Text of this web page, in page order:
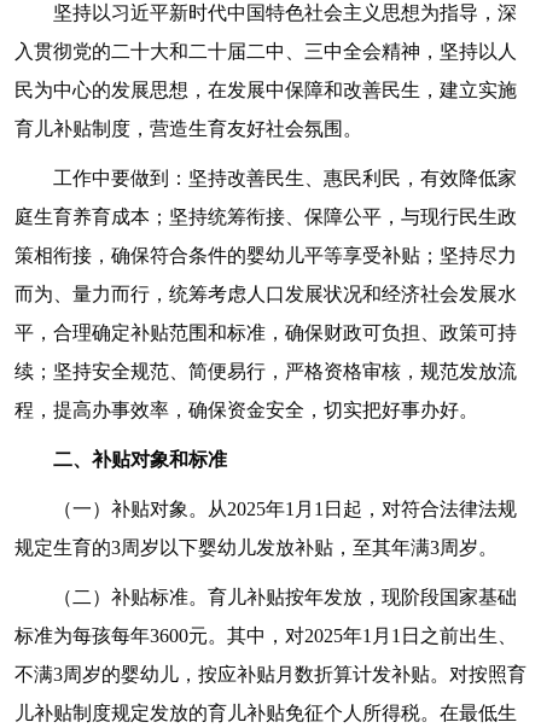
坚持以习近平新时代中国特色社会主义思想为指导，深
入贯彻党的二十大和二十届二中、三中全会精神，坚持以人
民为中心的发展思想，在发展中保障和改善民生，建立实施
育儿补贴制度，营造生育友好社会氛围。
工作中要做到：坚持改善民生、惠民利民，有效降低家
庭生育养育成本；坚持统筹衔接、保障公平，与现行民生政
策相衔接，确保符合条件的婴幼儿平等享受补贴；坚持尽力
而为、量力而行，统筹考虑人口发展状况和经济社会发展水
平，合理确定补贴范围和标准，确保财政可负担、政策可持
续；坚持安全规范、简便易行，严格资格审核，规范发放流
程，提高办事效率，确保资金安全，切实把好事办好。
二、补贴对象和标准
（一）补贴对象。从2025年1月1日起，对符合法律法规
规定生育的3周岁以下婴幼儿发放补贴，至其年满3周岁。
（二）补贴标准。育儿补贴按年发放，现阶段国家基础
标准为每孩每年3600元。其中，对2025年1月1日之前出生、
不满3周岁的婴幼儿，按应补贴月数折算计发补贴。对按照育
儿补贴制度规定发放的育儿补贴免征个人所得税。在最低生